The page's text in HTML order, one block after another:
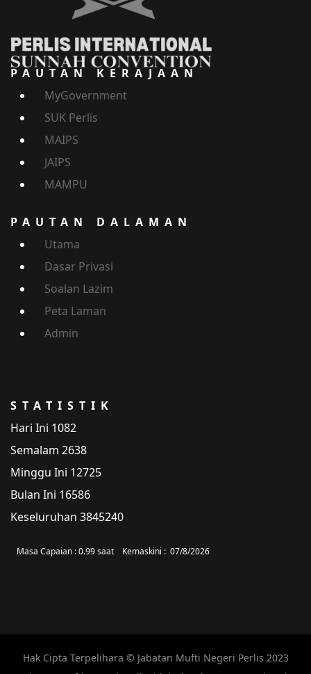
PAUTAN KERAJAAN
MyGovernment
SUK Perlis
MAIPS
JAIPS
MAMPU
PAUTAN DALAMAN
Utama
Dasar Privasi
Soalan Lazim
Peta Laman
Admin
STATISTIK
Hari Ini 1082
Semalam 2638
Minggu Ini 12725
Bulan Ini 16586
Keseluruhan 3845240
Masa Capaian :0.99 saat Kemaskini : 07/8/2026
Hak Cipta Terpelihara © Jabatan Mufti Negeri Perlis 2023